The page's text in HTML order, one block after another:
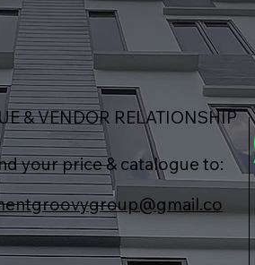
ABB Goes to Sumba x
Happy Hearts Indonesia :
Akses Air Bersih untuk
Lingkungan Belajar Sehat
& VENDOR RELATIONSHIP
your price & catalogue to: